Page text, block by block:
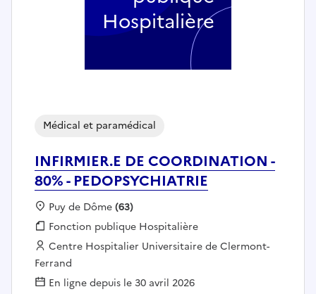
INFIRMIER.E DE COORDINATION -
80% - PEDOPSYCHIATRIE
Médical et paramédical
Localisation :
Puy de Dôme(63)
Fonction publique :
Fonction publique Hospitalière
Employeur :
Centre Hospitalier Universitaire de Clermont-
Ferrand
En ligne depuis le 30 avril 2026
Hospitalière